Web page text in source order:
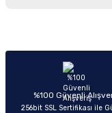
Ürün açıklamasında
Ürün bilgilerinde
%100 Güvenli
256bit SSL Sertifikası ile